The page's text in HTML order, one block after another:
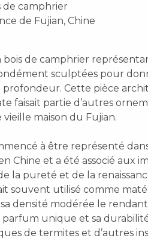
de camphrier
de Fujian, Chine
de camphrier
sculptées pour
profondeur. Cette pièce
faisait partie d’autres
vieille maison du Fujian.
à être représenté dans
Chine et a été associé aux
la pureté et de la
souvent utilisé comme
densité modérée le
unique et sa
de termites et d’autres